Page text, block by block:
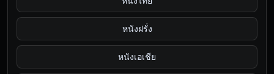
หนังฝรั่ง
หนังเอเชีย